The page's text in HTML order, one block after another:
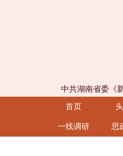
中共湖南省委《
首页
一线调研 思